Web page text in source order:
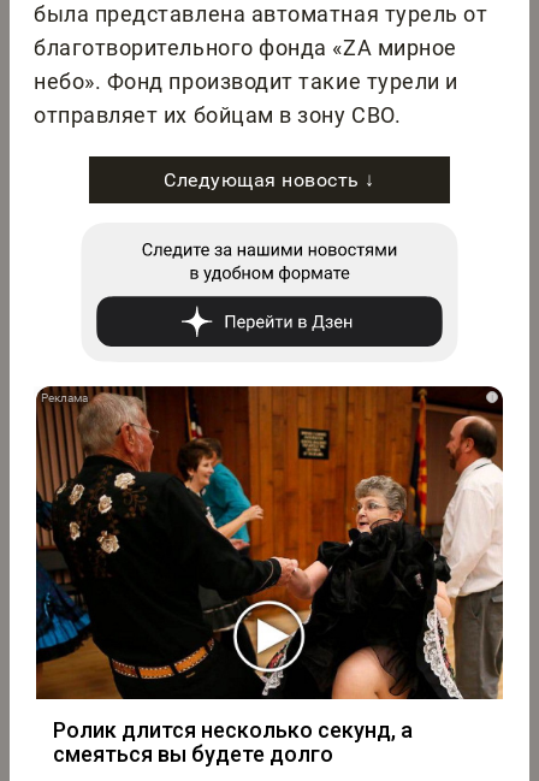
была представлена автоматная турель от
благотворительного фонда «ZА мирное
небо». Фонд производит такие турели и
отправляет их бойцам в зону СВО.
Следующая новость ↓
i
Ролик длится несколько секунд, а
смеяться вы будете долго